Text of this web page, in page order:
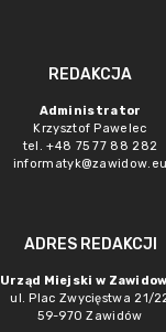
REDAKCJA
Administrator
Krzysztof Pawelec
tel. +48 75 77 88 282
informatyk@zawidow.eu
ADRES REDAKCJI
Urząd Miejski w
ul. Plac Zwycięstwa 21/
59-970 Zawidów